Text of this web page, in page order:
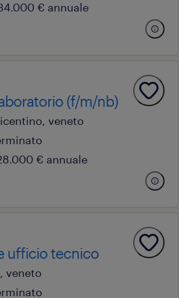
€ annuale
(f/m/nb)
veneto
€ annuale
ufficio tecnico
veneto